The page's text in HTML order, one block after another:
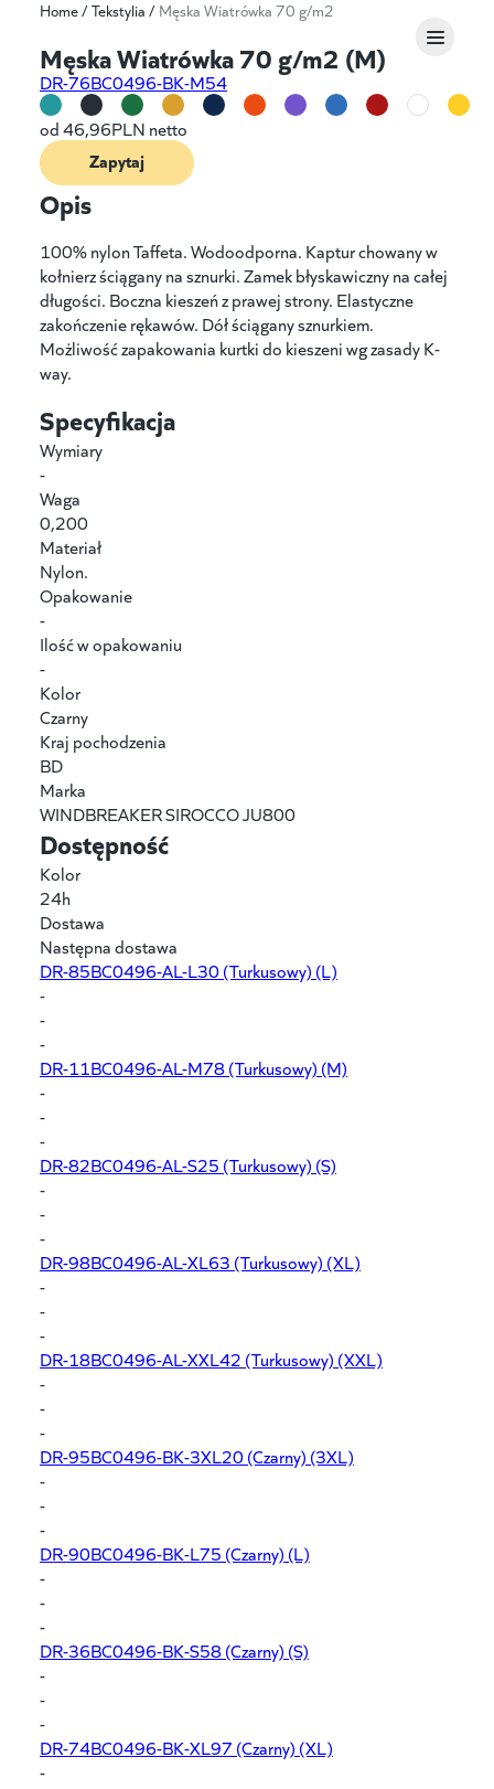
Home/Tekstylia / Męska Wiatrówka 70 g/m2
Męska Wiatrówka 70 g/m2 (M)
DR-76BC0496-BK-M54
od46,96PLN netto
Zapytaj
Opis
100% nylon Taffeta. Wodoodporna. Kaptur chowany w
kołnierz ściągany na sznurki. Zamek błyskawiczny na całej
długości. Boczna kieszeń z prawej strony. Elastyczne
zakończenie rękawów. Dół ściągany sznurkiem.
Możliwość zapakowania kurtki do kieszeni wg zasady K-
way.
Specyfikacja
Wymiary
-
Waga
0,200
Materiał
Nylon.
Opakowanie
-
Ilość w opakowaniu
-
Kolor
Czarny
Kraj pochodzenia
BD
Marka
WINDBREAKER SIROCCO JU800
Dostępność
Kolor
24h
Dostawa
Następna dostawa
DR-85BC0496-AL-L30(Turkusowy) (L)
-
-
-
DR-11BC0496-AL-M78(Turkusowy) (M)
-
-
-
DR-82BC0496-AL-S25 (Turkusowy) (S)
-
-
-
DR-98BC0496-AL-XL63 (Turkusowy) (XL)
-
-
-
DR-18BC0496-AL-XXL42 (Turkusowy) (XXL)
-
-
-
DR-95BC0496-BK-3XL20(Czarny) (3XL)
-
-
-
DR-90BC0496-BK-L75 (Czarny) (L)
-
-
-
DR-36BC0496-BK-S58(Czarny) (S)
-
-
-
DR-74BC0496-BK-XL97 (Czarny) (XL)
-